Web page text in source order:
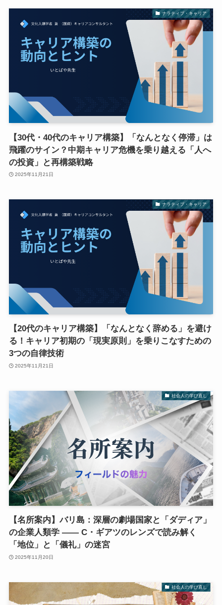
ナラティブ・キャリア
【30代・40代のキャリア構築】「なんとなく停滞」は
飛躍のサイン？中期キャリア危機を乗り越える「人へ
の投資」と再構築戦略
2025年11月21日
ナラティブ・キャリア
【20代のキャリア構築】「なんとなく辞める」を避け
る！キャリア初期の「現実原則」を乗りこなすための
3つの自律技術
2025年11月21日
社会人の学び直し
【名所案内】バリ島：深層の劇場国家と「ダディア」
の企業人類学 —— C・ギアツのレンズで読み解く
「地位」と「儀礼」の迷宮
2025年11月20日
社会人の学び直し